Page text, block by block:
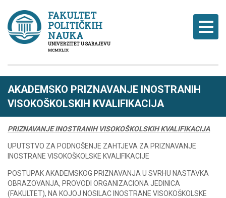
FAKULTET
POLITIČKIH
NAUKA
UNIVERZITET U SARAJEVU
MCMXLIX
AKADEMSKO PRIZNAVANJE INOSTRANIH
VISOKOŠKOLSKIH KVALIFIKACIJA
PRIZNAVANJE INOSTRANIH VISOKOŠKOLSKIH KVALIFIKACIJA
UPUTSTVO ZA PODNOŠENJE ZAHTJEVA ZA PRIZNAVANJE
INOSTRANE VISOKOŠKOLSKE KVALIFIKACIJE
POSTUPAK AKADEMSKOG PRIZNAVANJA U SVRHU NASTAVKA
OBRAZOVANJA, PROVODI ORGANIZACIONA JEDINICA
(FAKULTET), NA KOJOJ NOSILAC INOSTRANE VISOKOŠKOLSKE